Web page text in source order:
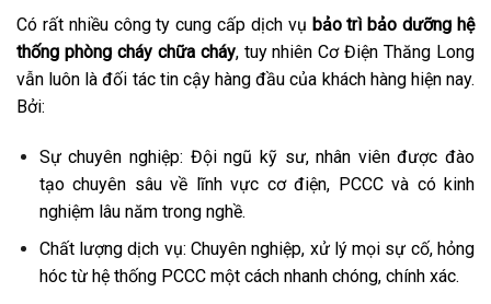
Có rất nhiều công ty cung cấp dịch vụ bảo trì bảo dưỡng hệ
thống phòng cháy chữa cháy, tuy nhiên Cơ Điện Thăng Long
vẫn luôn là đối tác tin cậy hàng đầu của khách hàng hiện nay.
Bởi:
Sự chuyên nghiệp: Đội ngũ kỹ sư, nhân viên được đào
tạo chuyên sâu về lĩnh vực cơ điện, PCCC và có kinh
nghiệm lâu năm trong nghề.
Chất lượng dịch vụ: Chuyên nghiệp, xử lý mọi sự cố, hỏng
hóc từ hệ thống PCCC một cách nhanh chóng, chính xác.